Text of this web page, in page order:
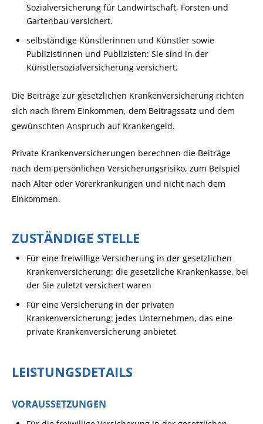
Sozialversicherung für Landwirtschaft, Forsten und
Gartenbau versichert.
selbständige Künstlerinnen und Künstler sowie
Publizistinnen und Publizisten: Sie sind in der
Künstlersozialversicherung versichert.
Die Beiträge zur gesetzlichen Krankenversicherung richten
sich nach Ihrem Einkommen, dem Beitragssatz und dem
gewünschten Anspruch auf Krankengeld.
Private Krankenversicherungen berechnen die Beiträge
nach dem persönlichen Versicherungsrisiko, zum Beispiel
nach Alter oder Vorerkrankungen und nicht nach dem
Einkommen.
ZUSTÄNDIGE STELLE
Für eine freiwillige Versicherung in der gesetzlichen
Krankenversicherung: die gesetzliche Krankenkasse, bei
der Sie zuletzt versichert waren
Für eine Versicherung in der privaten
Krankenversicherung: jedes Unternehmen, das eine
private Krankenversicherung anbietet
LEISTUNGSDETAILS
VORAUSSETZUNGEN